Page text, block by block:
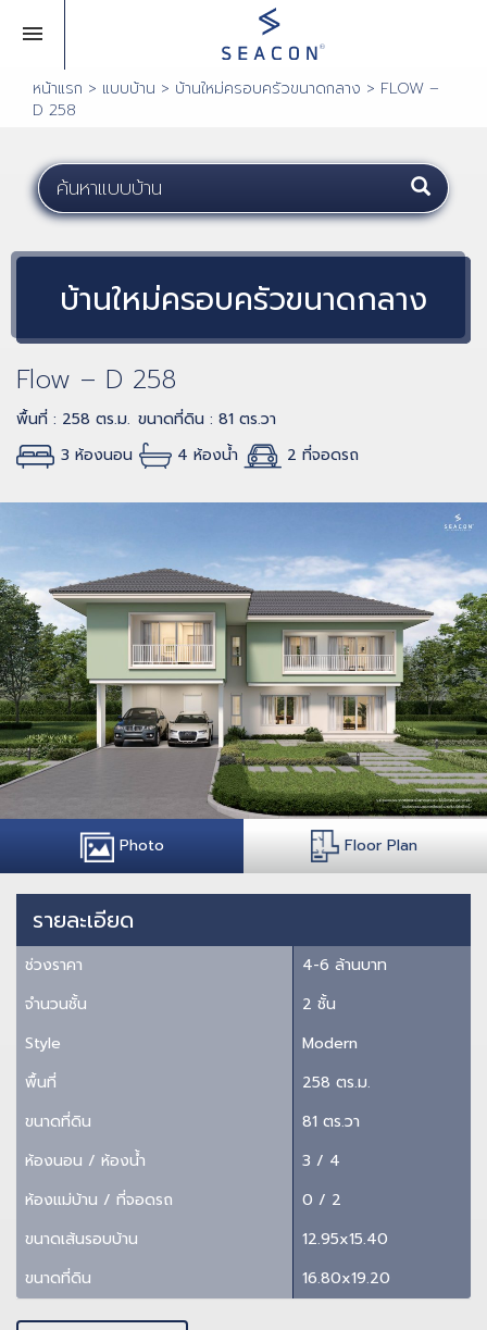
หน้าแรก > แบบบ้าน > บ้านใหม่ครอบครัวขนาดกลาง > FLOW –
D 258
บ้านใหม่ครอบครัวขนาดกลาง
Flow – D 258
พื้นที่ : 258 ตร.ม. ขนาดที่ดิน : 81 ตร.วา
3 ห้องนอน
4 ห้องน้ำ 2 ที่จอดรถ
Photo Floor Plan
รายละเอียด
ช่วงราคา
4-6 ล้านบาท
จำนวนชั้น
2 ชั้น
Style
Modern
พื้นที่
258 ตร.ม.
ขนาดที่ดิน
81 ตร.วา
ห้องนอน / ห้องน้ำ
3 / 4
ห้องแม่บ้าน / ที่จอดรถ
0 / 2
ขนาดเส้นรอบบ้าน
12.95x15.40
ขนาดที่ดิน
16.80x19.20